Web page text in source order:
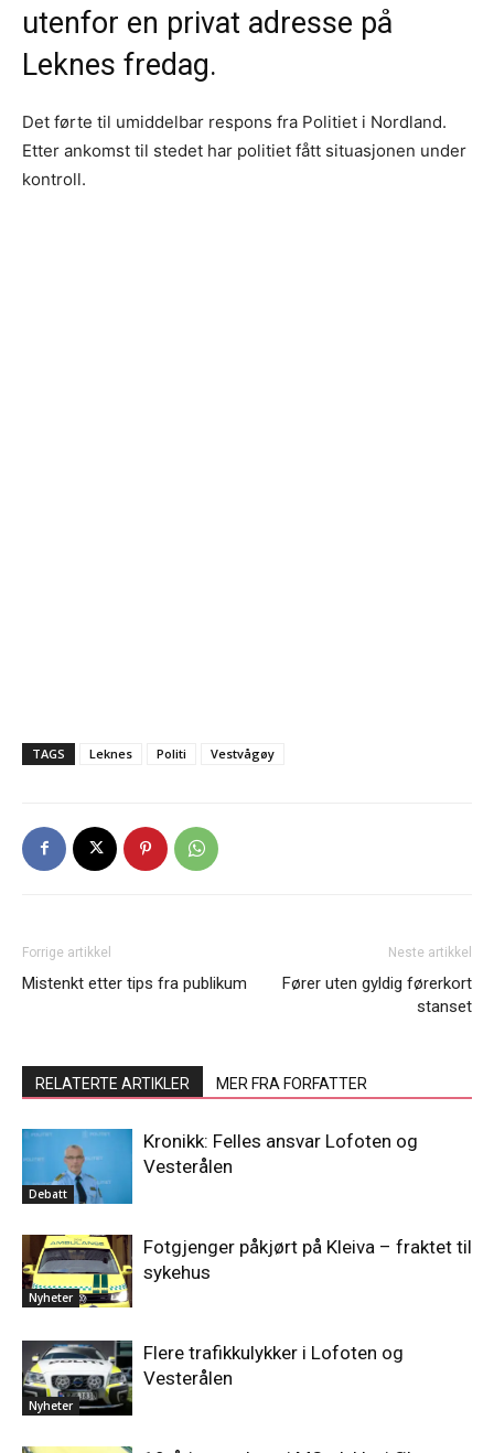
utenfor en privat adresse på
Leknes fredag.
Det førte til umiddelbar respons fra Politiet i Nordland.
Etter ankomst til stedet har politiet fått situasjonen under
kontroll.
TAGS Leknes Politi Vestvågøy
Forrige artikkel
Mistenkt etter tips fra publikum
Neste artikkel
Fører uten gyldig førerkort
stanset
RELATERTE ARTIKLER MER FRA FORFATTER
Debatt
Kronikk: Felles ansvar Lofoten og
Vesterålen
Nyheter
Fotgjenger påkjørt på Kleiva – fraktet til
sykehus
Nyheter
Flere trafikkulykker i Lofoten og
Vesterålen